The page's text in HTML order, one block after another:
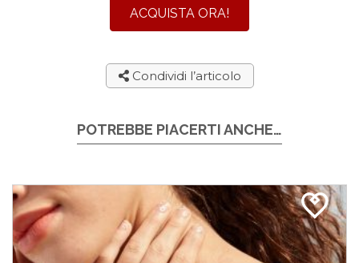
ACQUISTA ORA!
Condividi l’articolo
POTREBBE PIACERTI ANCHE…